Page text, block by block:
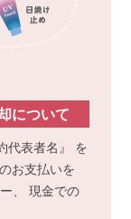
について
代表者名』 を
お支払いを
、 現金での